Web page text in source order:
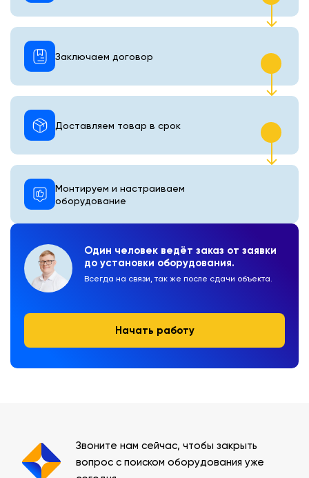
Один человек ведёт заказ от заявки
до установки оборудования.
Всегда на связи, так же после сдачи объекта.
Начать работу
Монтируем и настраиваем
оборудование
Доставляем товар в срок
Заключаем договор
Звоните нам сейчас, чтобы закрыть
вопрос с поиском оборудования уже